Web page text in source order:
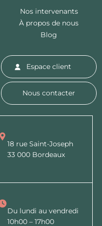
Nos intervenants
À propos de nous
Blog
Espace client
Nous contacter
18 rue Saint-Joseph
33 000 Bordeaux
Du lundi au vendredi
10h00 – 17h00